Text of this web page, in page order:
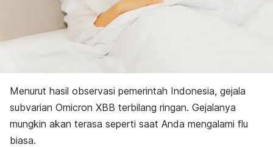
Menurut hasil observasi pemerintah Indonesia, gejala
subvarian Omicron XBB terbilang ringan. Gejalanya
mungkin akan terasa seperti saat Anda mengalami flu
biasa.